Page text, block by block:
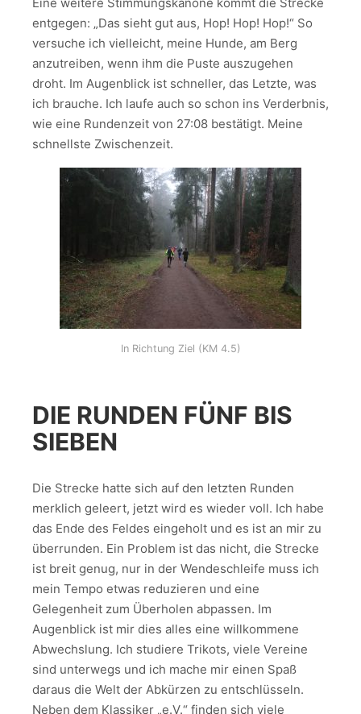
entgegen: „Das sieht gut aus, Hop! Hop! Hop!“ So
versuche ich vielleicht, meine Hunde, am Berg
anzutreiben, wenn ihm die Puste auszugehen
droht. Im Augenblick ist schneller, das Letzte, was
ich brauche. Ich laufe auch so schon ins Verderbnis,
wie eine Rundenzeit von 27:08 bestätigt. Meine
schnellste Zwischenzeit.
In Richtung Ziel (KM 4.5)
DIE RUNDEN FÜNF BIS
SIEBEN
Die Strecke hatte sich auf den letzten Runden
merklich geleert, jetzt wird es wieder voll. Ich habe
das Ende des Feldes eingeholt und es ist an mir zu
überrunden. Ein Problem ist das nicht, die Strecke
ist breit genug, nur in der Wendeschleife muss ich
mein Tempo etwas reduzieren und eine
Gelegenheit zum Überholen abpassen. Im
Augenblick ist mir dies alles eine willkommene
Abwechslung. Ich studiere Trikots, viele Vereine
sind unterwegs und ich mache mir einen Spaß
daraus die Welt der Abkürzen zu entschlüsseln.
Neben dem Klassiker „e.V.“ finden sich viele